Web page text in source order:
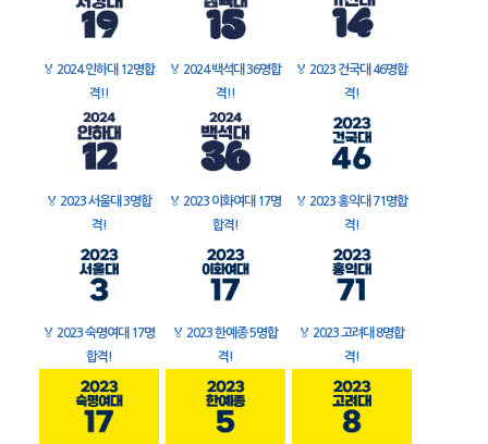
🏅 2024 인하대 12명합
격!!
🏅 2024 백석대 36명합
격!!
🏅 2023 건국대 46명합
격!
🏅 2023 서울대 3명합
격!
🏅 2023 이화여대 17명
합격!
🏅 2023 홍익대 71명합
격!
🏅 2023 숙명여대 17명
합격!
🏅 2023 한예종 5명합
격!
🏅 2023 고려대 8명합
격!